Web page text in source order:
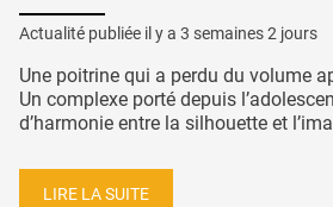
Actualité publiée il y a 3 semaines 2 jours
Une poitrine qui a perdu du volume
Un complexe porté depuis
d’harmonie entre la silhouette et
LIRE LA SUITE